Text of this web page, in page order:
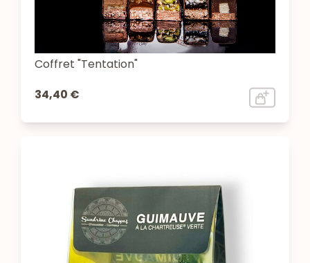
Coffret "Tentation"
34,40 €